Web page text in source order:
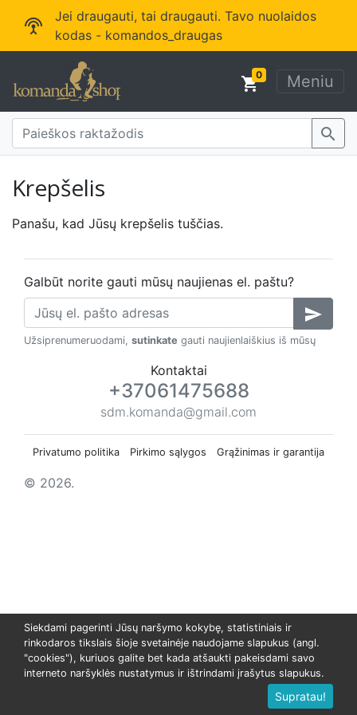
settings_input_antenna
Jei draugauti, tai draugauti. Tavo nuolaidos
kodas - komandos_draugas
shopping_cart0 Meniu
search
Krepšelis
Panašu, kad Jūsų krepšelis tuščias.
Galbūt norite gauti mūsų naujienas el. paštu?
send
Užsiprenumeruodami, sutinkate gauti naujienlaiškius iš mūsų
Kontaktai
+37061475688
sdm.komanda@gmail.com
Privatumo politika Pirkimo sąlygos Grąžinimas ir garantija
© 2026.
Siekdami pagerinti Jūsų naršymo kokybę, statistiniais ir
rinkodaros tikslais šioje svetainėje naudojame slapukus (angl.
"cookies"), kuriuos galite bet kada atšaukti pakeisdami savo
interneto naršyklės nustatymus ir ištrindami įrašytus slapukus.
Supratau!